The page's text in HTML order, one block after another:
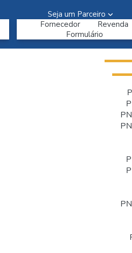
Seja um Parceiro
Fornecedor
Revenda
Formulário